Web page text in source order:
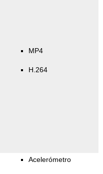
MP4
H.264
Acelerómetro